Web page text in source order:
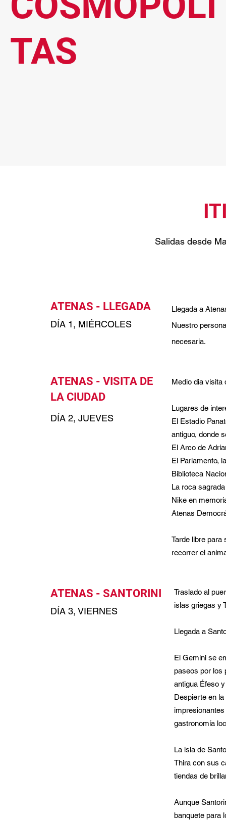
TAS
Salidas desde
ATENAS - LLEGADA
DÍA 1, MIÉRCOLES
Llegada a
Nuestro
necesaria.
ATENAS - VISITA DE
LA CIUDAD
DÍA 2, JUEVES
Medio dia visita
Lugares de
El Estadio
antiguo, donde
El Arco de
El Parlamento,
Biblioteca
La roca
Nike en
Atenas
Tarde libre para
recorrer el
ATENAS - SANTORINI
DÍA 3, VIERNES
Traslado al
islas griegas y
Llegada a
El Gemini se
paseos por los
antigua Éfeso
Despierte en
gastronomía
La isla de
Thira con sus
tiendas de
Aunque
banquete para